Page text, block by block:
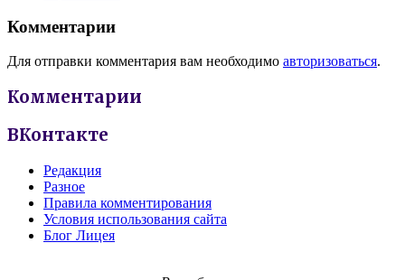
Комментарии
Для отправки комментария вам необходимо авторизоваться.
Комментарии
ВКонтакте
Редакция
Разное
Правила комментирования
Условия использования сайта
Блог Лицея